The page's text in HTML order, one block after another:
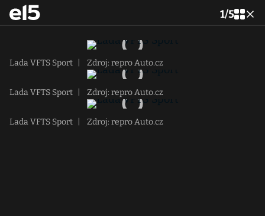
1/5
Lada VFTS Sport Zdroj: repro Auto.cz
Lada VFTS Sport Zdroj: repro Auto.cz
Lada VFTS Sport Zdroj: repro Auto.cz